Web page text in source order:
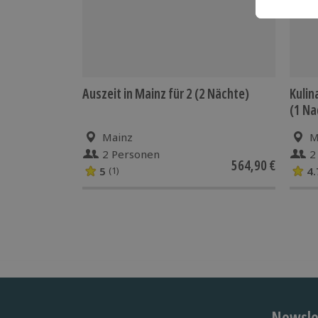
Auszeit in Mainz für 2 (2 Nächte)
Mainz
2 Personen
5 (1) 564,90 €
(1